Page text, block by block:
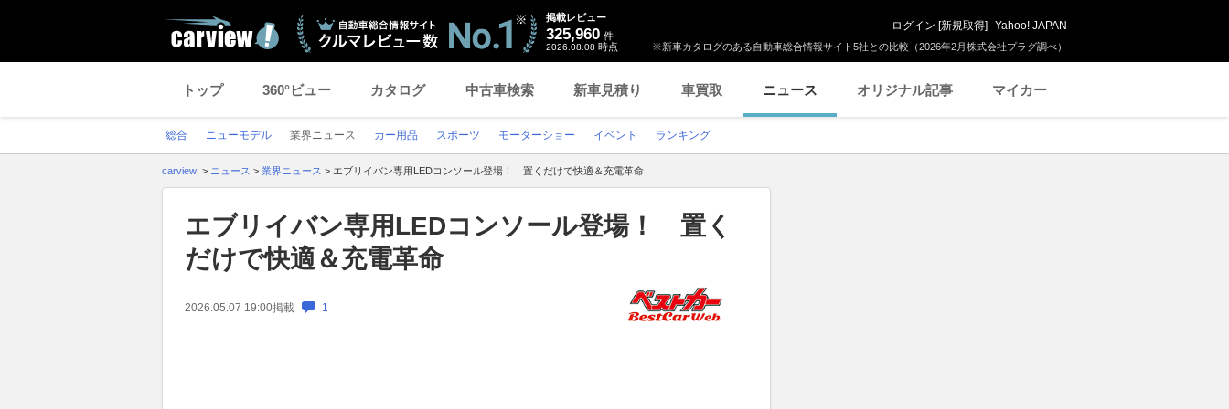
※新車カタログのある自動車総合情報サイト5社との比較（2026年2月株式会社プラグ調べ）
掲載レビュー
325,960 件
2026.08.08 時点
ログイン [新規取得] Yahoo! JAPAN
トップ 360°ビュー カタログ 中古車検索 新車見積り 車買取 ニュース オリジナル記事 マイカー
総合 ニューモデル 業界ニュース カー用品 スポーツ モーターショー イベント ランキング
carview! > ニュース > 業界ニュース > エブリイバン専用LEDコンソール登場！ 置くだけで快適＆充電革命
エブリイバン専用LEDコンソール登場！ 置く
だけで快適＆充電革命
2026.05.07 19:00掲載 1